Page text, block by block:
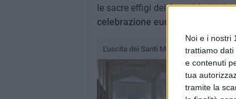
Noi e i nostri
trattiamo dati
e contenuti
tua
tramite la
le sacre effigi dei Santi Medici
celebrazione eucaristica
L'uscita dei Santi Medici dalla Basilica